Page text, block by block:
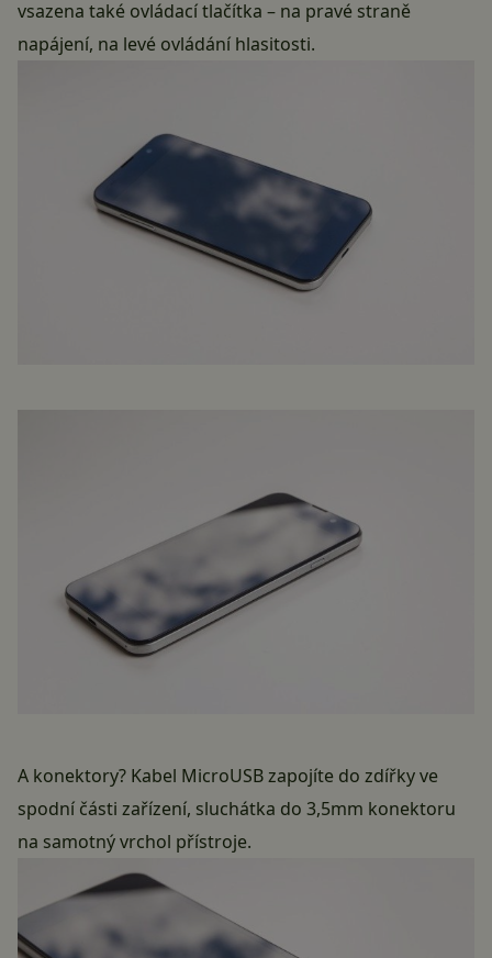
vsazena také ovládací tlačítka – na pravé straně
napájení, na levé ovládání hlasitosti.
A konektory? Kabel MicroUSB zapojíte do zdířky ve
spodní části zařízení, sluchátka do 3,5mm konektoru
na samotný vrchol přístroje.